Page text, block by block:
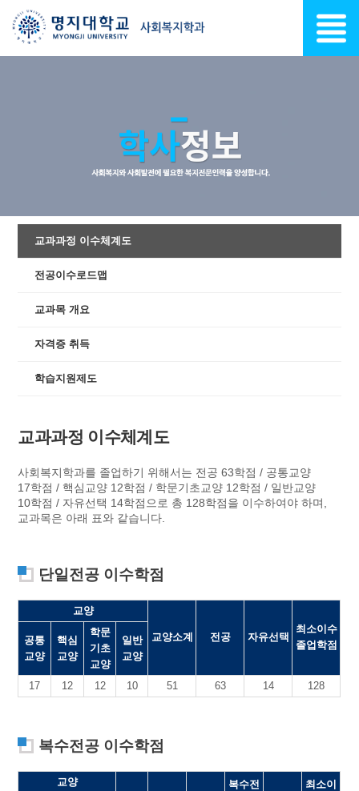
교과과정 이수체계도
전공이수로드맵
교과목 개요
자격증 취득
학습지원제도
교과과정 이수체계도
사회복지학과를 졸업하기 위해서는 전공 63학점 / 공통교양
17학점 / 핵심교양 12학점 / 학문기초교양 12학점 / 일반교양
10학점 / 자유선택 14학점으로 총 128학점을 이수하여야 하며,
교과목은 아래 표와 같습니다.
단일전공 이수학점
교양
교양소계 전공 자유선택
최소이수
졸업학점
공통
교양
핵심
교양
학문
기초
교양
일반
교양
17 12 12 10 51 63 14 128
복수전공 이수학점
교양
복수전
최소이